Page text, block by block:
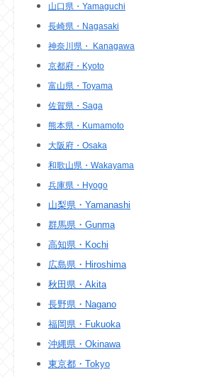
山口県・Yamaguchi
長崎県・Nagasaki
神奈川県・ Kanagawa
京都府・Kyoto
富山県・Toyama
佐賀県・Saga
熊本県・Kumamoto
大阪府・Osaka
和歌山県・Wakayama
兵庫県・Hyogo
山梨県・Yamanashi
群馬県・Gunma
高知県・Kochi
広島県・Hiroshima
秋田県・Akita
長野県・Nagano
福岡県・Fukuoka
沖縄県・Okinawa
東京都・Tokyo